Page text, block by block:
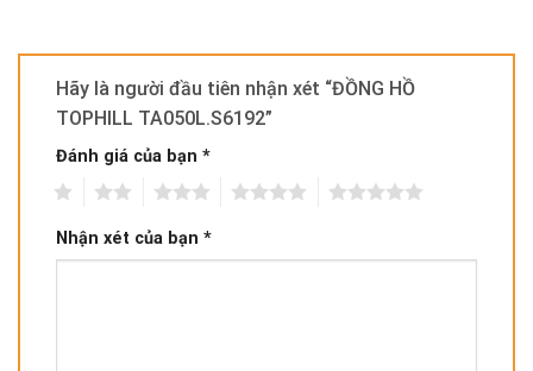
Hãy là người đầu tiên nhận xét “ĐỒNG HỒ
TOPHILL TA050L.S6192”
Đánh giá của bạn *
Nhận xét của bạn *